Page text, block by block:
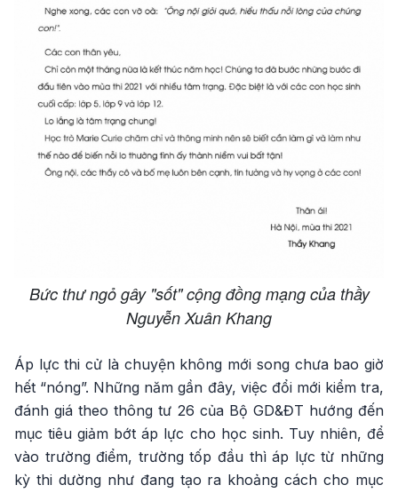
Bức thư ngỏ gây "sốt" cộng đồng mạng của thầy
Nguyễn Xuân Khang
Áp lực thi cử là chuyện không mới song chưa bao giờ
hết “nóng”. Những năm gần đây, việc đổi mới kiểm tra,
đánh giá theo thông tư 26 của Bộ GD&ĐT hướng đến
mục tiêu giảm bớt áp lực cho học sinh. Tuy nhiên, để
vào trường điểm, trường tốp đầu thì áp lực từ những
kỳ thi dường như đang tạo ra khoảng cách cho mục